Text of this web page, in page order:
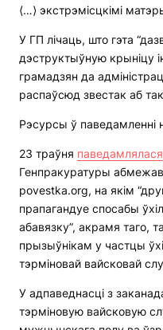
⟨…⟩ экстрэмісцкімі
У ГП лічаць, што гэта
дэструктыўную крыніцу
грамадзян да
распаўсюд звестак аб
Рэсурсы ў паведамленні
23 траўня паведамлялася
Генпракуратуры
povestka.org, на якім
прапагандуе спосабы
абавязку”, акрамя таго,
прызыўнікам у частцы
тэрміновай вайсковай
У адпаведнасці з
тэрміновую вайсковую